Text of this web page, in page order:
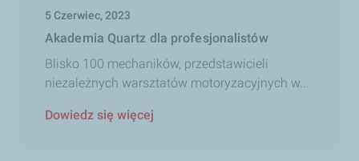
5 Czerwiec, 2023
Akademia Quartz dla profesjonalistów
Blisko 100 mechaników, przedstawicieli
niezależnych warsztatów motoryzacyjnych w...
Dowiedz się więcej